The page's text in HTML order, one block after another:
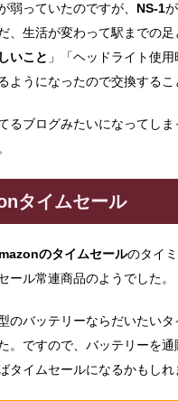
弱っていたのですが、 NS-1
、生活が変わって駅までの
いこと 」「ヘッドライト使用
ようになったので交換する
るブログみたいになってし
タイムセール
のタイムセールのタイ
ール常連商品のようでした。
のバッテリーならだいたい
。ですので、バッテリーを
タイムセールになるかもしれ